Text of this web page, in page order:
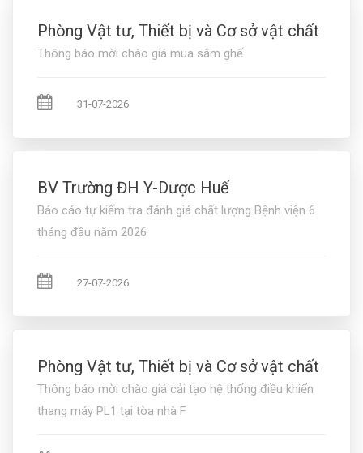
Phòng Vật tư, Thiết bị và Cơ sở vật chất
Thông báo mời chào giá mua sắm ghế
31-07-2026
BV Trường ĐH Y-Dược Huế
Báo cáo tự kiểm tra đánh giá chất lượng Bệnh viện 6
tháng đầu năm 2026
27-07-2026
Phòng Vật tư, Thiết bị và Cơ sở vật chất
Thông báo mời chào giá cải tạo hệ thống điều khiển
thang máy PL1 tại tòa nhà F